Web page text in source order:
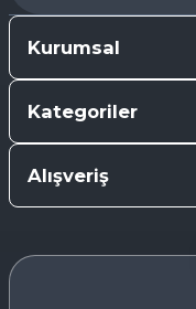
Kurumsal
Kategoriler
Alışveriş